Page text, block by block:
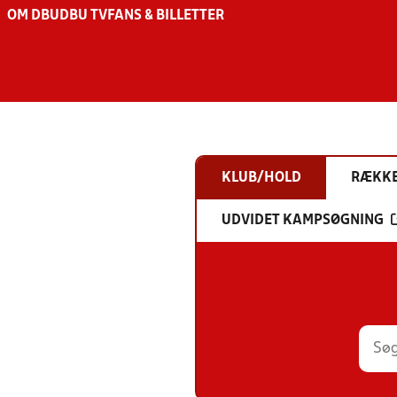
OM DBU DBU TV FANS & BILLETTER
KLUB/HOLD
UDVIDET KAMPSØGNING